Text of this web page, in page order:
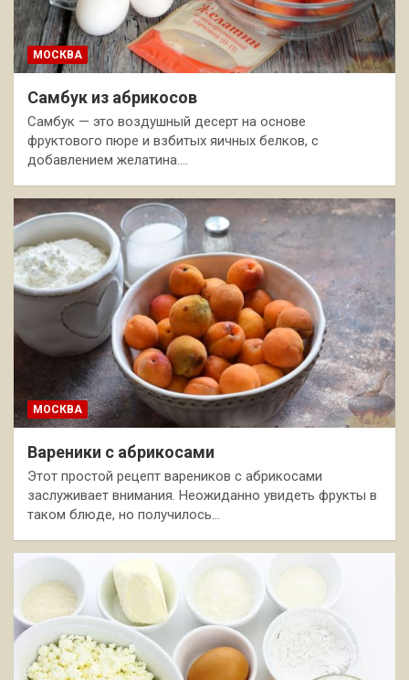
МОСКВА
Самбук из абрикосов
Самбук — это воздушный десерт на основе
фруктового пюре и взбитых яичных белков, с
добавлением желатина.…
МОСКВА
Вареники с абрикосами
Этот простой рецепт вареников с абрикосами
заслуживает внимания. Неожиданно увидеть фрукты в
таком блюде, но получилось…